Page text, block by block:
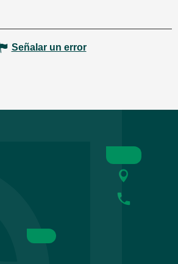
Señalar un error